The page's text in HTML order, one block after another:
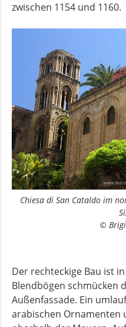
zwischen 1154 und 1160.
Chiesa di San Cataldo im
©
Der rechteckige Bau ist
Blendbögen schmücken
Außenfassade. Ein
arabischen Ornamenten